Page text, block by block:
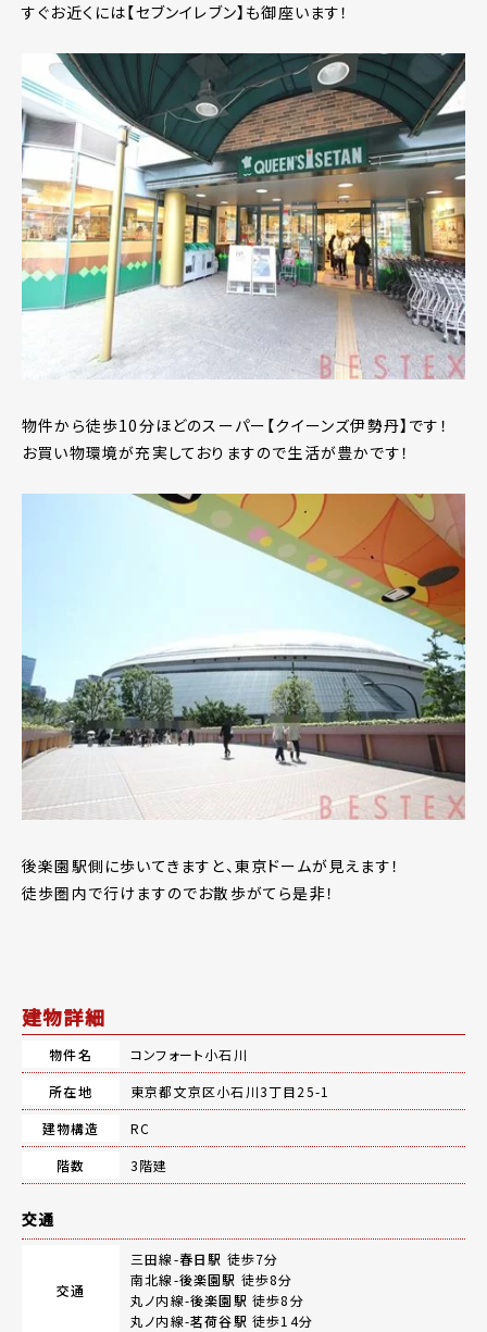
すぐお近くには【セブンイレブン】も御座います！
物件から徒歩10分ほどのスーパー【クイーンズ伊勢丹】です！
お買い物環境が充実しておりますので生活が豊かです！
後楽園駅側に歩いてきますと、東京ドームが見えます！
徒歩圏内で行けますのでお散歩がてら是非！
建物詳細
物件名
コンフォート小石川
所在地
東京都文京区小石川3丁目25-1
建物構造
RC
階数
3階建
交通
交通
三田線-春日駅 徒歩7分
南北線-後楽園駅 徒歩8分
丸ノ内線-後楽園駅 徒歩8分
丸ノ内線-茗荷谷駅 徒歩14分